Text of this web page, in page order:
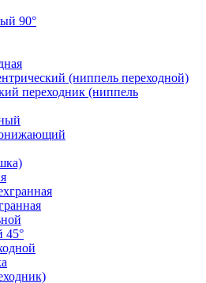
90°
(ниппель переходной)
переходник (ниппель
45°